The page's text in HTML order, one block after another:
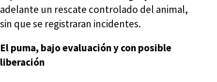
adelante un rescate controlado del animal,
sin que se registraran incidentes.
El puma, bajo evaluación y con posible
liberación